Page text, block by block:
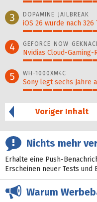
89%
3 DOPAMINE JAILBREAK
iOS 26 wurde nach
89%
4 GEFORCE NOW
Nvidias Cloud-
76%
5 WH-1000XM4C
Sony legt sechs Jahre
63%
Voriger Inhalt
Nichts mehr
Erhalte eine Push-
Erscheinen neuer Tests und
Warum